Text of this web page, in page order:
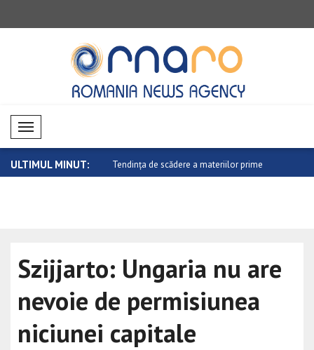
Mobil Menü
ULTIMUL MINUT:
pe piețele valutare Tendința de scădere a materiilor prime
Szijjarto: Ungaria nu are
nevoie de permisiunea
niciunei capitale